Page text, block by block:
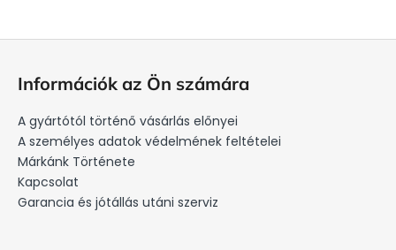
Információk az Ön számára
A gyártótól történő vásárlás előnyei
A személyes adatok védelmének feltételei
Márkánk Története
Kapcsolat
Garancia és jótállás utáni szerviz